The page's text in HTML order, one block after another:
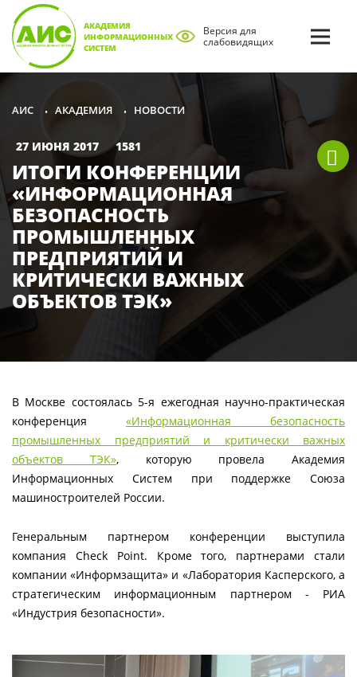
АКАДЕМИЯ
ИНФОРМАЦИОННЫХ
СИСТЕМ
Версия для
слабовидящих
АИС • АКАДЕМИЯ • НОВОСТИ
27 ИЮНЯ 2017 1581
ИТОГИ КОНФЕРЕНЦИИ
«ИНФОРМАЦИОННАЯ
БЕЗОПАСНОСТЬ
ПРОМЫШЛЕННЫХ
ПРЕДПРИЯТИЙ И
КРИТИЧЕСКИ ВАЖНЫХ
ОБЪЕКТОВ ТЭК»
В Москве состоялась 5-я ежегодная научно-практическая
конференция «Информационная безопасность
промышленных предприятий и критически важных
объектов ТЭК», которую провела Академия
Информационных Систем при поддержке Союза
машиностроителей России.
Генеральным партнером конференции выступила
компания Check Point. Кроме того, партнерами стали
компании «Информзащита» и «Лаборатория Касперского, а
стратегическим информационным партнером - РИА
«Индустрия безопасности».